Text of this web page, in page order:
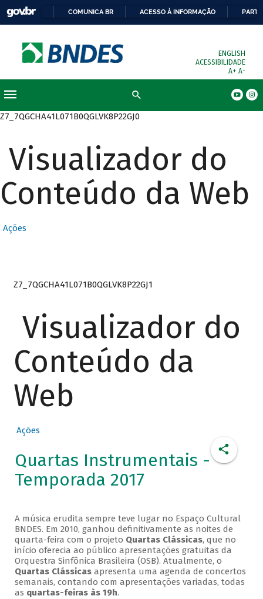
COMUNICA BR ACESSO À INFORMAÇÃO
ENGLISH
ACESSIBILIDADE
A+ A-
Z7_7QGCHA41L071B0QGLVK8P22GJ0
Visualizador do
Conteúdo da Web
Ações
Z7_7QGCHA41L071B0QGLVK8P22GJ1
Visualizador do
Conteúdo da
Web
Ações
Quartas Instrumentais -
Temporada 2017
A música erudita sempre teve lugar no Espaço Cultural
BNDES. Em 2010, ganhou definitivamente as noites de
quarta-feira com o projeto Quartas Clássicas, que no
início oferecia ao público apresentações gratuitas da
Orquestra Sinfônica Brasileira (OSB). Atualmente, o
Quartas Clássicasapresenta uma agenda de concertos
semanais, contando com apresentações variadas, todas
as quartas-feiras às 19h.